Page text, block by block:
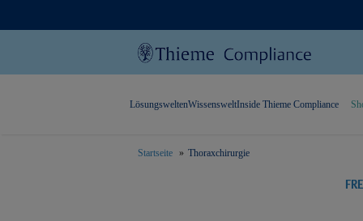
LösungsweltenWissensweltInside Thieme Compliance
Startseite Thoraxchirurgie